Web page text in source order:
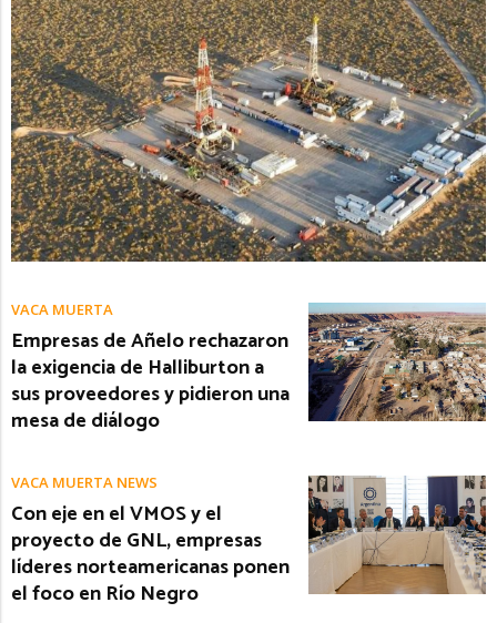
VACA MUERTA
Empresas de Añelo rechazaron
la exigencia de Halliburton a
sus proveedores y pidieron una
mesa de diálogo
VACA MUERTA NEWS
Con eje en el VMOS y el
proyecto de GNL, empresas
líderes norteamericanas ponen
el foco en Río Negro